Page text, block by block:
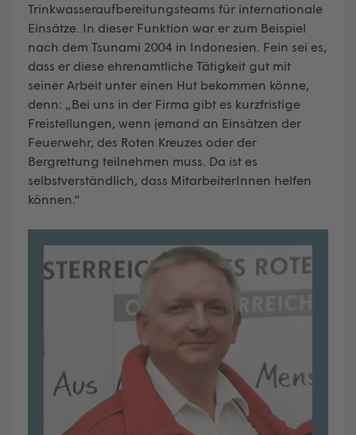
Trinkwasseraufbereitungsteams für internationale
Einsätze. In dieser Funktion war er zum Beispiel
nach dem Tsunami 2004 in Indonesien. Fein sei es,
dass er diese ehrenamtliche Tätigkeit gut mit
seiner Arbeit unter einen Hut bekommen könne,
denn: „Bei uns in der Firma gibt es kurzfristige
Freistellungen, wenn jemand an Einsätzen der
Feuerwehr, des Roten Kreuzes oder der
Bergrettung teilnehmen muss. Da ist es
selbstverständlich, dass MitarbeiterInnen helfen
können.“